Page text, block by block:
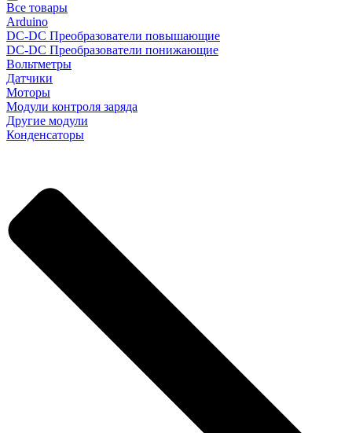
Все товары
Arduino
DC-DC Преобразователи повышающие
DC-DC Преобразователи понижающие
Вольтметры
Датчики
Моторы
Модули контроля заряда
Другие модули
Конденсаторы